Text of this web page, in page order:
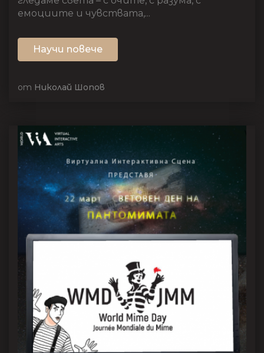
емоциите и чувствата,...
Научи повече
от Николай Шопов